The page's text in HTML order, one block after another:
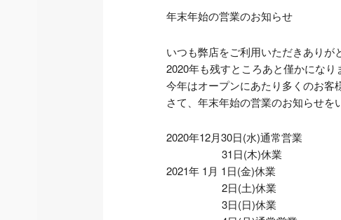
年末年始の営業のお知らせ
いつも弊店をご利用いただきありが
2020年も残すところあと僅かになり
今年はオープンにあたり多くのお客
さて、年末年始の営業のお知らせを
2020年12月30日(水)通常営業
31日(木)休業
2021年 1月 1日(金)休業
2日(土)休業
3日(日)休業